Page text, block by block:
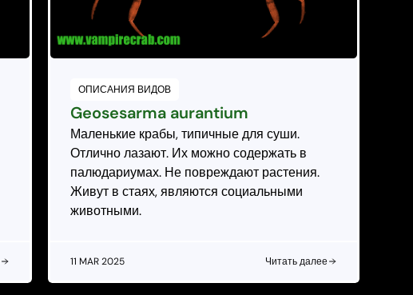
ОПИСАНИЯ ВИДОВ
Geosesarma aurantium
Маленькие крабы, типичные для суши.
Отлично лазают. Их можно содержать в
палюдариумах. Не повреждают растения.
Живут в стаях, являются социальными
животными.
11 MAR 2025 Читать далее